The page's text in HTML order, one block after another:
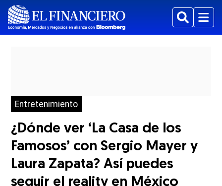
BuscarMenu
Entretenimiento
¿Dónde ver ‘La Casa de los
Famosos’ con Sergio Mayer y
Laura Zapata? Así puedes
seguir el reality en México